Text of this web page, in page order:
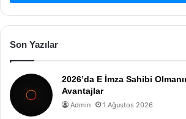
Son Yazılar
2026’da E İmza Sahibi
Avantajlar
Admin 1 Ağustos 2026